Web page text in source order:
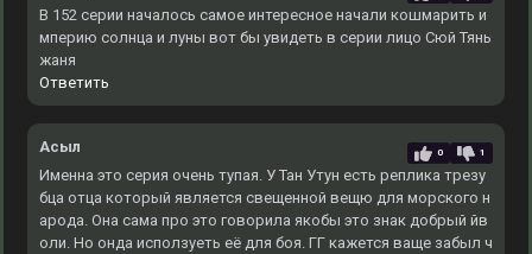
В 152 серии началось самое интересное начали кошмарить и
мперию солнца и луны вот бы увидеть в серии лицо Сюй Тянь
жаня
Ответить
Асыл 0 1
Именна это серия очень тупая. У Тан Утун есть реплика трезу
бца отца который является свещенной вещю для морского н
арода. Она сама про это говорила якобы это знак добрый йв
оли. Но онда исползуеть её для боя. ГГ кажется ваще забыл ч